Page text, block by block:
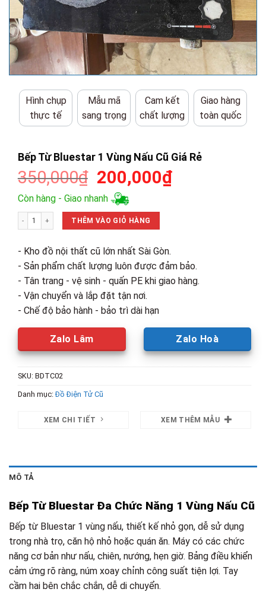
Hình chụp
thực tế
Mẫu mã
sang trọng
Cam kết
chất lượng
Giao hàng
toàn quốc
Bếp Từ Bluestar 1 Vùng Nấu Cũ Giá Rẻ
350,000₫ Giá
gốc
là:
350,000₫.
200,000₫Giá
Còn hàng - Giao nhanh
Bếp Từ Bluestar 1 Vùng Nấu Cũ Giá Rẻ số lượng
THÊM VÀO GIỎ HÀNG
- Kho đồ nội thất cũ lớn nhất Sài Gòn.
- Sản phẩm chất lượng luôn được đảm bảo.
- Tân trang - vệ sinh - quấn PE khi giao hàng.
- Vận chuyển và lắp đặt tận nơi.
- Chế độ bảo hành - bảo trì dài hạn
Zalo Lâm Zalo Hoà
SKU: BDTC02
Danh mục:Đồ Điện Tử Cũ
XEM CHI TIẾT XEM THÊM MẪU
MÔ TẢ
Bếp Từ Bluestar Đa Chức Năng 1 Vùng Nấu Cũ
Bếp từ Bluestar 1 vùng nấu, thiết kế nhỏ gọn, dễ sử dụng
trong nhà trọ, căn hộ nhỏ hoặc quán ăn. Máy có các chức
năng cơ bản như nấu, chiên, nướng, hẹn giờ. Bảng điều khiển
cảm ứng rõ ràng, núm xoay chỉnh công suất tiện lợi. Tay
cầm hai bên chắc chắn, dễ di chuyển.